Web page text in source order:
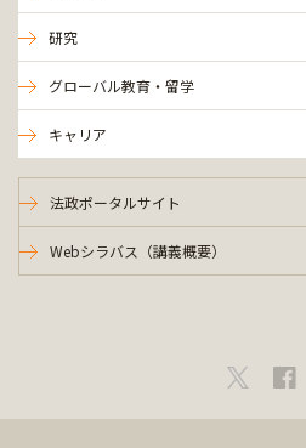
研究
グローバル教育・留学
キャリア
法政ポータルサイト
Webシラバス（講義概要）